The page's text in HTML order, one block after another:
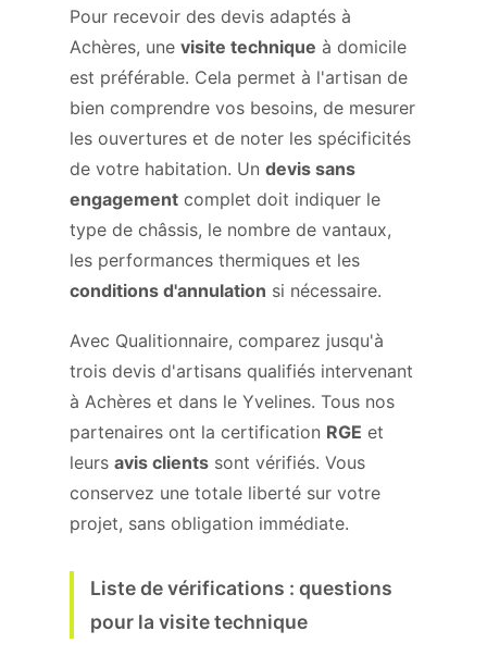
Pour recevoir des devis adaptés à
Achères, une visite technique à domicile
est préférable. Cela permet à l'artisan de
bien comprendre vos besoins, de mesurer
les ouvertures et de noter les spécificités
de votre habitation. Un devis sans
engagement complet doit indiquer le
type de châssis, le nombre de vantaux,
les performances thermiques et les
conditions d'annulation si nécessaire.
Avec Qualitionnaire, comparez jusqu'à
trois devis d'artisans qualifiés intervenant
à Achères et dans le Yvelines. Tous nos
partenaires ont la certification RGE et
leurs avis clients sont vérifiés. Vous
conservez une totale liberté sur votre
projet, sans obligation immédiate.
Liste de vérifications : questions
pour la visite technique